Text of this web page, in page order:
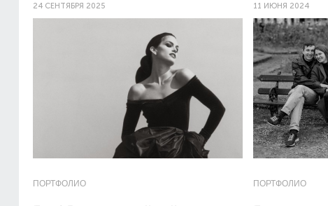
24 СЕНТЯБРЯ 2025
ПОРТФОЛИО
11 ИЮНЯ 2024
ПОРТФОЛИО